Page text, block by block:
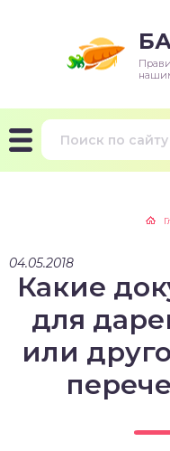
04.05.2018
Какие
для
или